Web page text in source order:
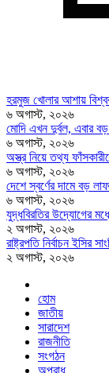
হরমুজ খোলার আশায়
৬ অগাস্ট, ২০২৬
মোদি এখন দুর্বল, এবার
৬ অগাস্ট, ২০২৬
অস্ত্র নিয়ে তথ্য
৬ অগাস্ট, ২০২৬
দেশে স্বর্ণের দামে বড় লাফ
৬ অগাস্ট, ২০২৬
যুদ্ধবিরতির উদ্যোগের
২ অগাস্ট, ২০২৬
রাষ্ট্রপতি নির্বাচন ইসির
২ অগাস্ট, ২০২৬
হোম
জাতীয়
সারাদেশ
রাজনীতি
সংগঠন
অপরাধ